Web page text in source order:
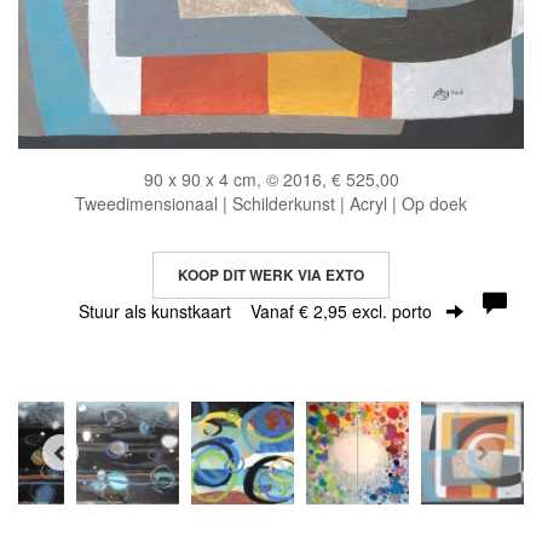
90 x 90 x 4 cm, © 2016, € 525,00
Tweedimensionaal | Schilderkunst | Acryl | Op doek
KOOP DIT WERK VIA EXTO
Stuur als kunstkaart Vanaf € 2,95 excl. porto